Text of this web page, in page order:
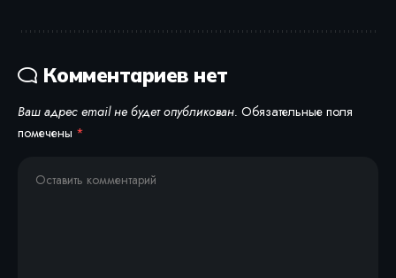
Комментариев нет
Ваш адрес email не будет опубликован. Обязательные поля
помечены *